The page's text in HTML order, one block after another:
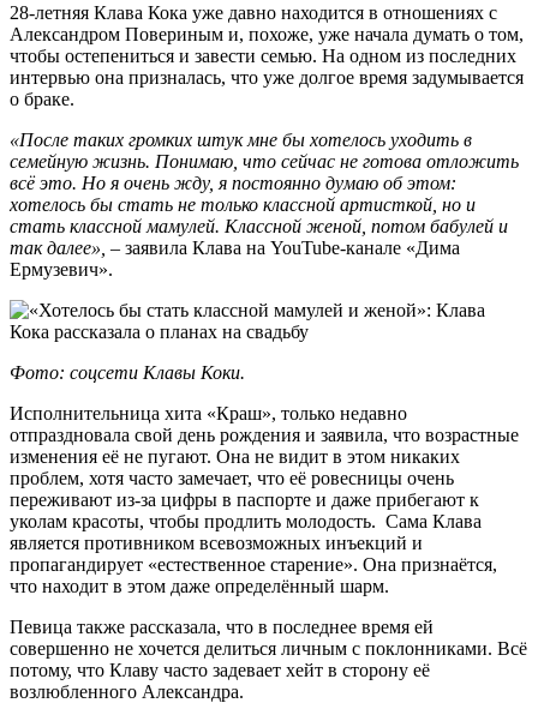
28-летняя Клава Кока уже давно находится в отношениях с
Александром Повериным и, похоже, уже начала думать о том,
чтобы остепениться и завести семью. На одном из последних
интервью она призналась, что уже долгое время задумывается
о браке.
«После таких громких штук мне бы хотелось уходить в
семейную жизнь. Понимаю, что сейчас не готова отложить
всё это. Но я очень жду, я постоянно думаю об этом:
хотелось бы стать не только классной артисткой, но и
стать классной мамулей. Классной женой, потом бабулей и
так далее», ‒ заявила Клава на YouTube-канале «Дима
Ермузевич».
Фото: соцсети Клавы Коки.
Исполнительница хита «Краш», только недавно
отпраздновала свой день рождения и заявила, что возрастные
изменения её не пугают. Она не видит в этом никаких
проблем, хотя часто замечает, что её ровесницы очень
переживают из-за цифры в паспорте и даже прибегают к
уколам красоты, чтобы продлить молодость. Сама Клава
является противником всевозможных инъекций и
пропагандирует «естественное старение». Она признаётся,
что находит в этом даже определённый шарм.
Певица также рассказала, что в последнее время ей
совершенно не хочется делиться личным с поклонниками. Всё
потому, что Клаву часто задевает хейт в сторону её
возлюбленного Александра.